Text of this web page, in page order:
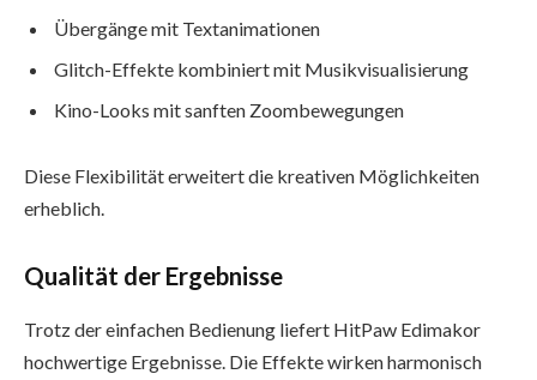
Übergänge mit Textanimationen
Glitch-Effekte kombiniert mit Musikvisualisierung
Kino-Looks mit sanften Zoombewegungen
Diese Flexibilität erweitert die kreativen Möglichkeiten
erheblich.
Qualität der Ergebnisse
Trotz der einfachen Bedienung liefert HitPaw Edimakor
hochwertige Ergebnisse. Die Effekte wirken harmonisch